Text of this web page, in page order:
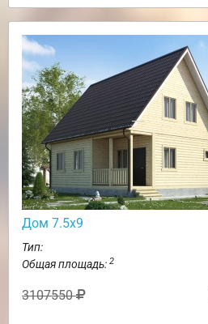
Дом 7.5х9
Тип:
Общая площадь: 2
3107550